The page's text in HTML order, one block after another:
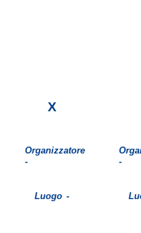
X
Organizzatore
-
Luogo -
-